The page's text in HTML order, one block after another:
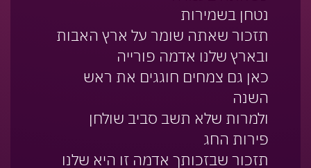
נטחן בשמירות
תזכור שאתה שומר על ארץ האבות
ובארץ שלנו אדמה פורייה
כאן גם צמחים חוגגים את ראש
השנה
ולמרות שלא תשב סביב שולחן
פירות החג
תזכור שבזכותך אדמה זו היא שלנו